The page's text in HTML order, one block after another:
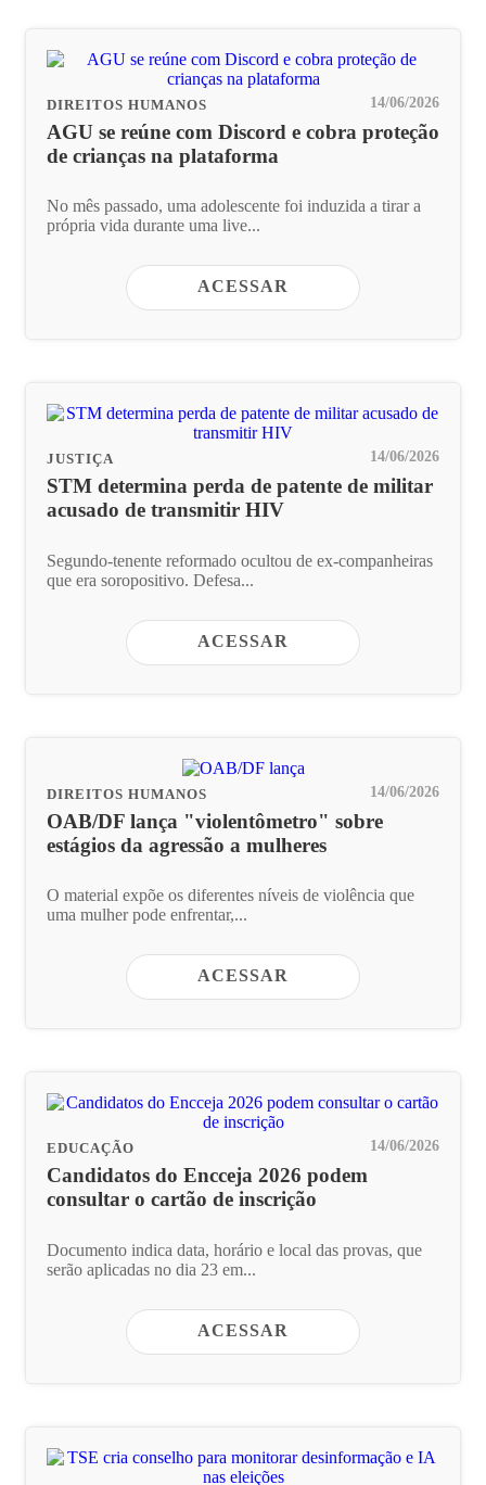
DIREITOS HUMANOS 14/06/2026
AGU se reúne com Discord e cobra proteção
de crianças na plataforma
No mês passado, uma adolescente foi induzida a tirar a
própria vida durante uma live...
ACESSAR
JUSTIÇA 14/06/2026
STM determina perda de patente de militar
acusado de transmitir HIV
Segundo-tenente reformado ocultou de ex-companheiras
que era soropositivo. Defesa...
ACESSAR
DIREITOS HUMANOS 14/06/2026
OAB/DF lança "violentômetro" sobre
estágios da agressão a mulheres
O material expõe os diferentes níveis de violência que
uma mulher pode enfrentar,...
ACESSAR
EDUCAÇÃO 14/06/2026
Candidatos do Encceja 2026 podem
consultar o cartão de inscrição
Documento indica data, horário e local das provas, que
serão aplicadas no dia 23 em...
ACESSAR